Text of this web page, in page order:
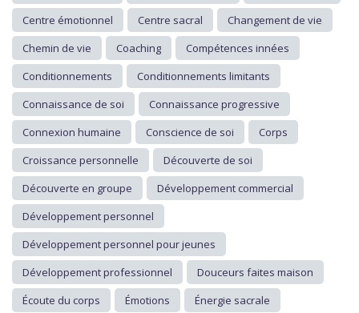
Centre émotionnel
Centre sacral
Changement de vie
Chemin de vie
Coaching
Compétences innées
Conditionnements
Conditionnements limitants
Connaissance de soi
Connaissance progressive
Connexion humaine
Conscience de soi
Corps
Croissance personnelle
Découverte de soi
Découverte en groupe
Développement commercial
Développement personnel
Développement personnel pour jeunes
Développement professionnel
Douceurs faites maison
Écoute du corps
Émotions
Énergie sacrale